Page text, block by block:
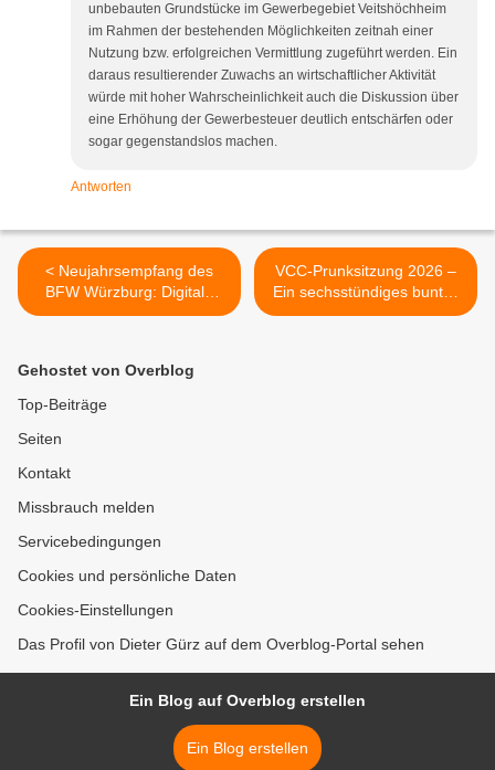
unbebauten Grundstücke im Gewerbegebiet Veitshöchheim
im Rahmen der bestehenden Möglichkeiten zeitnah einer
Nutzung bzw. erfolgreichen Vermittlung zugeführt werden. Ein
daraus resultierender Zuwachs an wirtschaftlicher Aktivität
würde mit hoher Wahrscheinlichkeit auch die Diskussion über
eine Erhöhung der Gewerbesteuer deutlich entschärfen oder
sogar gegenstandslos machen.
Antworten
< Neujahrsempfang des
BFW Würzburg: Digitale
Wahlfreiheit, gelebte
Gemeinschaftsprojekt
VCC-Prunksitzung 2026 –
Ein sechsstündiges buntes
Feuerwerk aus Tanz,
Gehostet von Overblog
Top-Beiträge
Seiten
Kontakt
Missbrauch melden
Servicebedingungen
Cookies und persönliche Daten
Cookies-Einstellungen
Das Profil von Dieter Gürz auf dem Overblog-Portal sehen
Ein Blog auf Overblog erstellen
Ein Blog erstellen